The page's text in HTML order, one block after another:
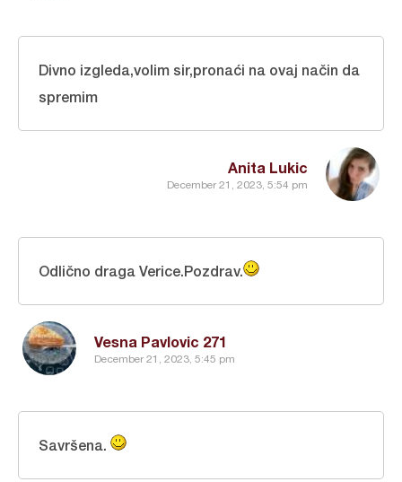
Anita Lukic
December 21, 2023, 5:54 pm
Divno izgleda,volim sir,pronaći na ovaj način da
spremim
Vesna Pavlovic 271
December 21, 2023, 5:45 pm
Odlično draga Verice.Pozdrav.
Savršena.